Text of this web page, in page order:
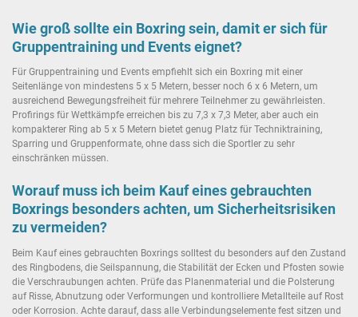
Wie groß sollte ein Boxring sein, damit er sich für
Gruppentraining und Events eignet?
Für Gruppentraining und Events empfiehlt sich ein Boxring mit einer
Seitenlänge von mindestens 5 x 5 Metern, besser noch 6 x 6 Metern, um
ausreichend Bewegungsfreiheit für mehrere Teilnehmer zu gewährleisten.
Profirings für Wettkämpfe erreichen bis zu 7,3 x 7,3 Meter, aber auch ein
kompakterer Ring ab 5 x 5 Metern bietet genug Platz für Techniktraining,
Sparring und Gruppenformate, ohne dass sich die Sportler zu sehr
einschränken müssen.
Worauf muss ich beim Kauf eines gebrauchten
Boxrings besonders achten, um Sicherheitsrisiken
zu vermeiden?
Beim Kauf eines gebrauchten Boxrings solltest du besonders auf den Zustand
des Ringbodens, die Seilspannung, die Stabilität der Ecken und Pfosten sowie
die Verschraubungen achten. Prüfe das Planenmaterial und die Polsterung
auf Risse, Abnutzung oder Verformungen und kontrolliere Metallteile auf Rost
oder Korrosion. Achte darauf, dass alle Verbindungselemente fest sitzen und